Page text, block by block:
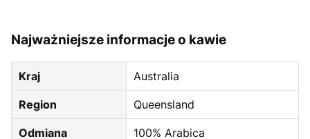
Najważniejsze informacje o kawie
Kraj Australia
Region Queensland
Odmiana 100% Arabica